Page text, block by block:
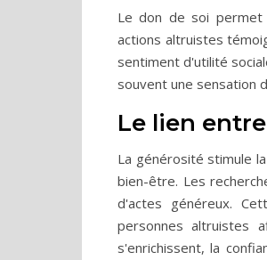
Le don de soi permet
actions altruistes
sentiment d'utilité
souvent une sensation
Le lien
La générosité stimule
bien-être. Les
d'actes généreux.
personnes altruistes
s'enrichissent, la